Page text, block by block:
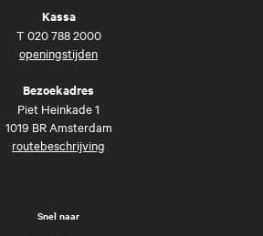
Kassa
T 020 788 2000
openingstijden
Bezoekadres
Piet Heinkade 1
1019 BR Amsterdam
routebeschrijving
Snel naar